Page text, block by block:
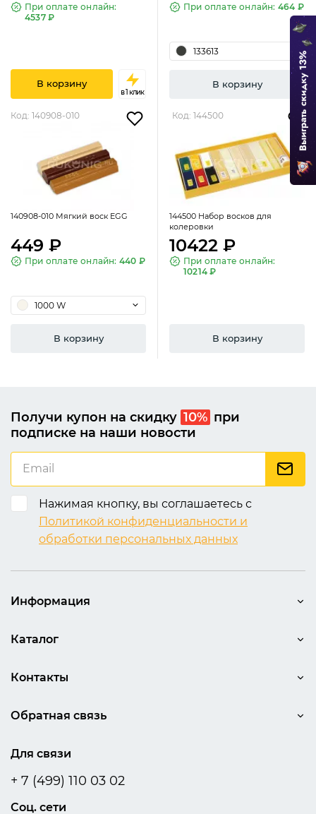
При оплате онлайн:
4537 ₽
В корзину
в 1 клик
При оплате онлайн: 464 ₽
133613
В корзину
Код: 140908-010
140908-010 Мягкий воск EGG
449 ₽
При оплате онлайн: 440 ₽
1000 W
В корзину
Код: 144500
144500 Набор восков для
колеровки
10422 ₽
При оплате онлайн:
10214 ₽
В корзину
Получи купон на скидку 10% при
подписке на наши новости
Нажимая кнопку, вы соглашаетесь с
Политикой конфиденциальности и
обработки персональных данных
Информация
Каталог
Контакты
Для связи
+ 7 (499) 110 03 02
Соц. сети
Обратная связь